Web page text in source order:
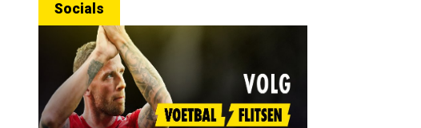
Socials